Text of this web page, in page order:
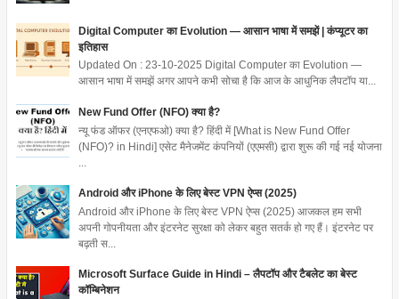
Digital Computer का Evolution — आसान भाषा में समझें | कंप्यूटर का
इतिहास
Updated On : 23-10-2025 Digital Computer का Evolution —
आसान भाषा में समझें अगर आपने कभी सोचा है कि आज के आधुनिक लैपटॉप या...
New Fund Offer (NFO) क्या है?
न्यू फंड ऑफर (एनएफओ) क्या है? हिंदी में [What is New Fund Offer
(NFO)? in Hindi] एसेट मैनेजमेंट कंपनियों (एएमसी) द्वारा शुरू की गई नई योजना
Android और iPhone के लिए बेस्ट VPN ऐप्स (2025)
Android और iPhone के लिए बेस्ट VPN ऐप्स (2025) आजकल हम सभी
अपनी गोपनीयता और इंटरनेट सुरक्षा को लेकर बहुत सतर्क हो गए हैं। इंटरनेट पर
बढ़ती स...
Microsoft Surface Guide in Hindi – लैपटॉप और टैबलेट का बेस्ट
कॉम्बिनेशन